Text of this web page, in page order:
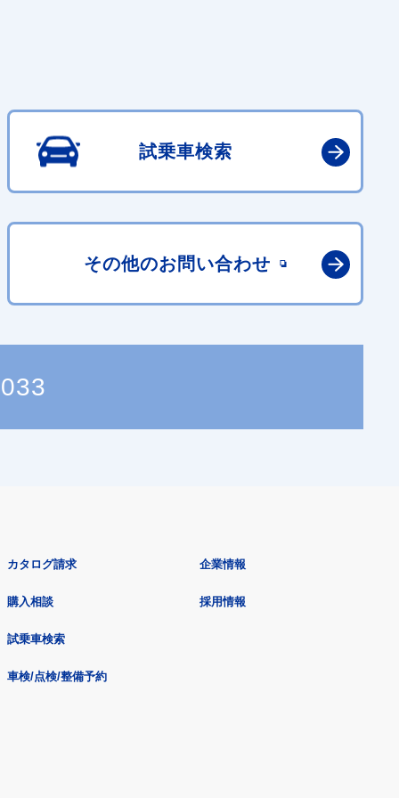
試乗車検索
その他のお問い合わせ
カタログ請求
購入相談
試乗車検索
車検/点検/整備予約
企業情報
採用情報